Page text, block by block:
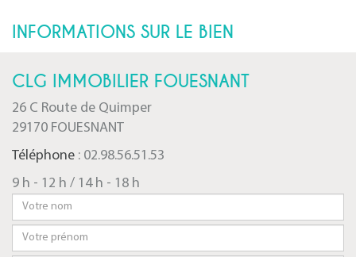
INFORMATIONS SUR LE BIEN
CLG IMMOBILIER FOUESNANT
26 C Route de Quimper
29170 FOUESNANT
Téléphone : 02.98.56.51.53
9 h - 12 h / 14 h - 18 h